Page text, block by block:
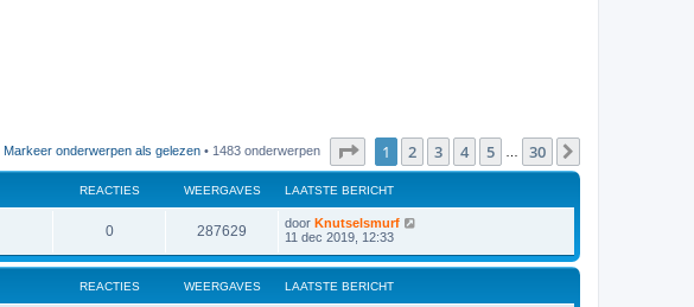
Markeer onderwerpen als gelezen • 1483 onderwerpen Pagina1 van 30
1 2 3 4 5 30
REACTIES WEERGAVES LAATSTE BERICHT
0 287629 door Knutselsmurf
11 dec 2019, 12:33
REACTIES WEERGAVES LAATSTE BERICHT